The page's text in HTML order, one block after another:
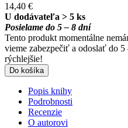
14,40 €
U dodávateľa > 5 ks
Posielame do 5 – 8 dní
Tento produkt momentálne
vieme zabezpečiť a odoslať do 5
rýchlejšie!
Do košíka
Popis knihy
Podrobnosti
Recenzie
O autorovi